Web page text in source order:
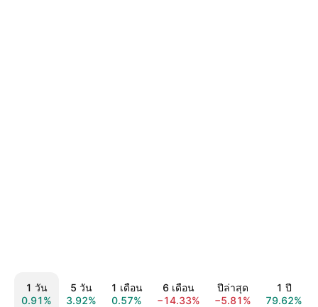
1 วัน
0.91%
5 วัน
3.92%
1 เดือน
0.57%
6 เดือน
−14.33%
ปีล่าสุด
−5.81%
1 ปี
79.62%